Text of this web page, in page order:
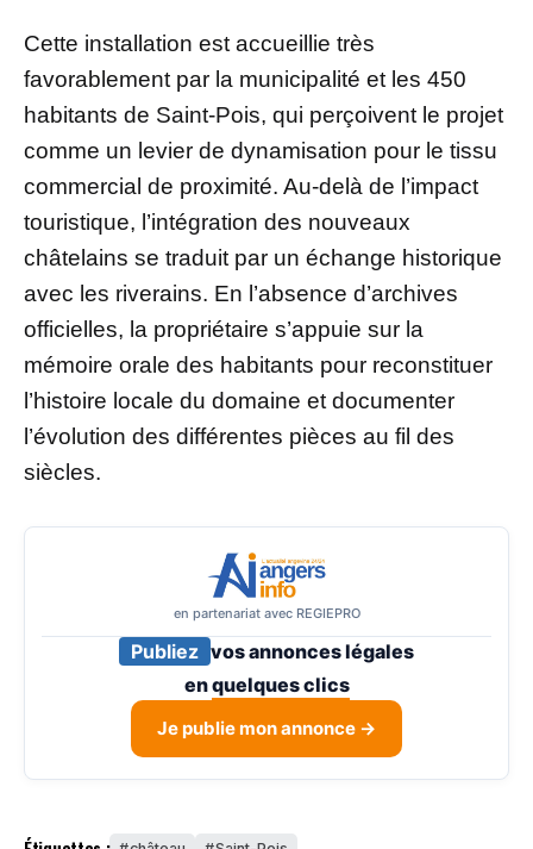
Cette installation est accueillie très
favorablement par la municipalité et les 450
habitants de Saint-Pois, qui perçoivent le projet
comme un levier de dynamisation pour le tissu
commercial de proximité. Au-delà de l’impact
touristique, l’intégration des nouveaux
châtelains se traduit par un échange historique
avec les riverains. En l’absence d’archives
officielles, la propriétaire s’appuie sur la
mémoire orale des habitants pour reconstituer
l’histoire locale du domaine et documenter
l’évolution des différentes pièces au fil des
siècles.
en partenariat avec REGIEPRO
Publiez vos annonces légales
enquelques clics
Je publie mon annonce →